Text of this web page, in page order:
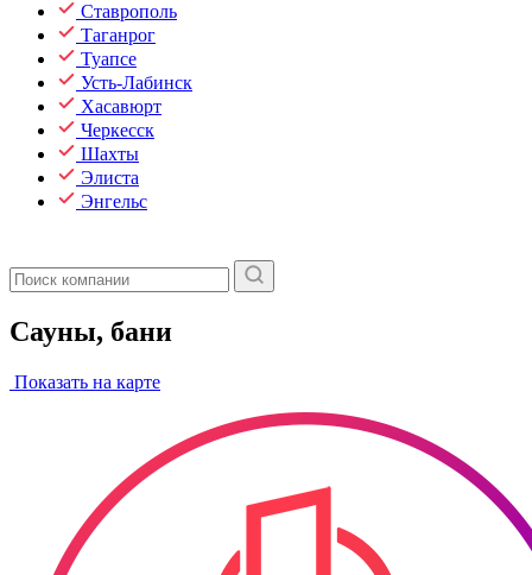
Ставрополь
Таганрог
Туапсе
Усть-Лабинск
Хасавюрт
Черкесск
Шахты
Элиста
Энгельс
Сауны, бани
Показать на карте